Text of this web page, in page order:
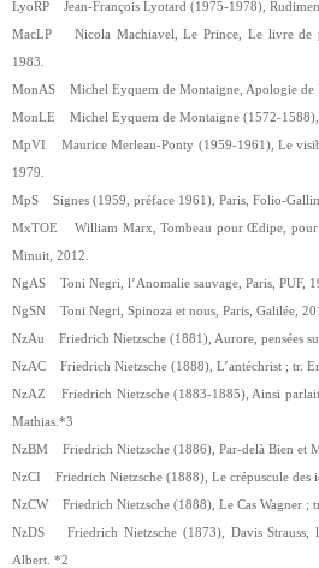
LyoRP Jean-François Lyotard (1975-1978),
MacLP Nicola Machiavel, Le Prince, Le livre de
1983.
MonAS Michel Eyquem de Montaigne, Apologie de
MonLE Michel Eyquem de Montaigne (1572-1588),
MpVI Maurice Merleau-Ponty (1959-1961), Le
1979.
MpS Signes (1959, préface 1961), Paris, Folio-
MxTOE William Marx, Tombeau pour Œdipe, pour
Minuit, 2012.
NgAS Toni Negri, l’Anomalie sauvage, Paris, PUF,
NgSN Toni Negri, Spinoza et nous, Paris, Galilée,
NzAu Friedrich Nietzsche (1881), Aurore, pensées
NzAC Friedrich Nietzsche (1888), L’antéchrist ; tr.
NzAZ Friedrich Nietzsche (1883-1885), Ainsi parlait
Mathias.*3
NzBM Friedrich Nietzsche (1886), Par-delà Bien et
NzCI Friedrich Nietzsche (1888), Le crépuscule des
NzCW Friedrich Nietzsche (1888), Le Cas Wagner ;
NzDS Friedrich Nietzsche (1873), Davis Strauss,
Albert. *2